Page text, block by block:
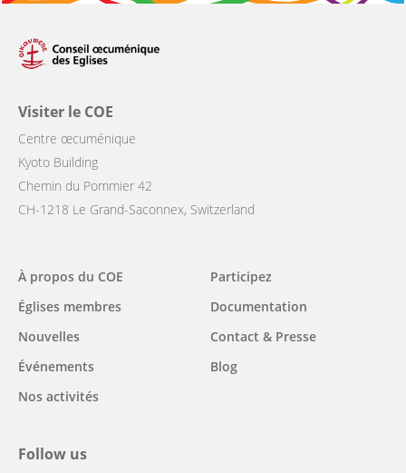
Visiter le COE
Centre œcuménique
Kyoto Building
Chemin du Pommier 42
CH-1218 Le Grand-Saconnex, Switzerland
Main
navigation
À propos du COE
Églises membres
Nouvelles
Événements
Nos activités
Participez
Documentation
Contact & Presse
Blog
Follow us